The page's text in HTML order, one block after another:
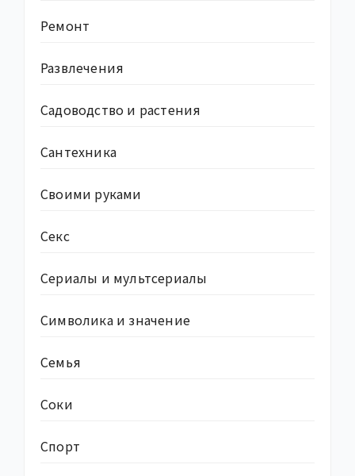
Ремонт
Развлечения
Садоводство и растения
Сантехника
Своими руками
Секс
Сериалы и мультсериалы
Символика и значение
Семья
Соки
Спорт